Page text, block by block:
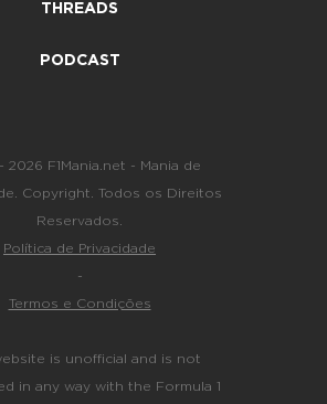
THREADS
PODCAST
2026 F1Mania.net - Mania de
Copyright. Todos os Direitos
Reservados.
Política de Privacidade
-
Termos e Condições
is unofficial and is not
in any way with the Formula 1